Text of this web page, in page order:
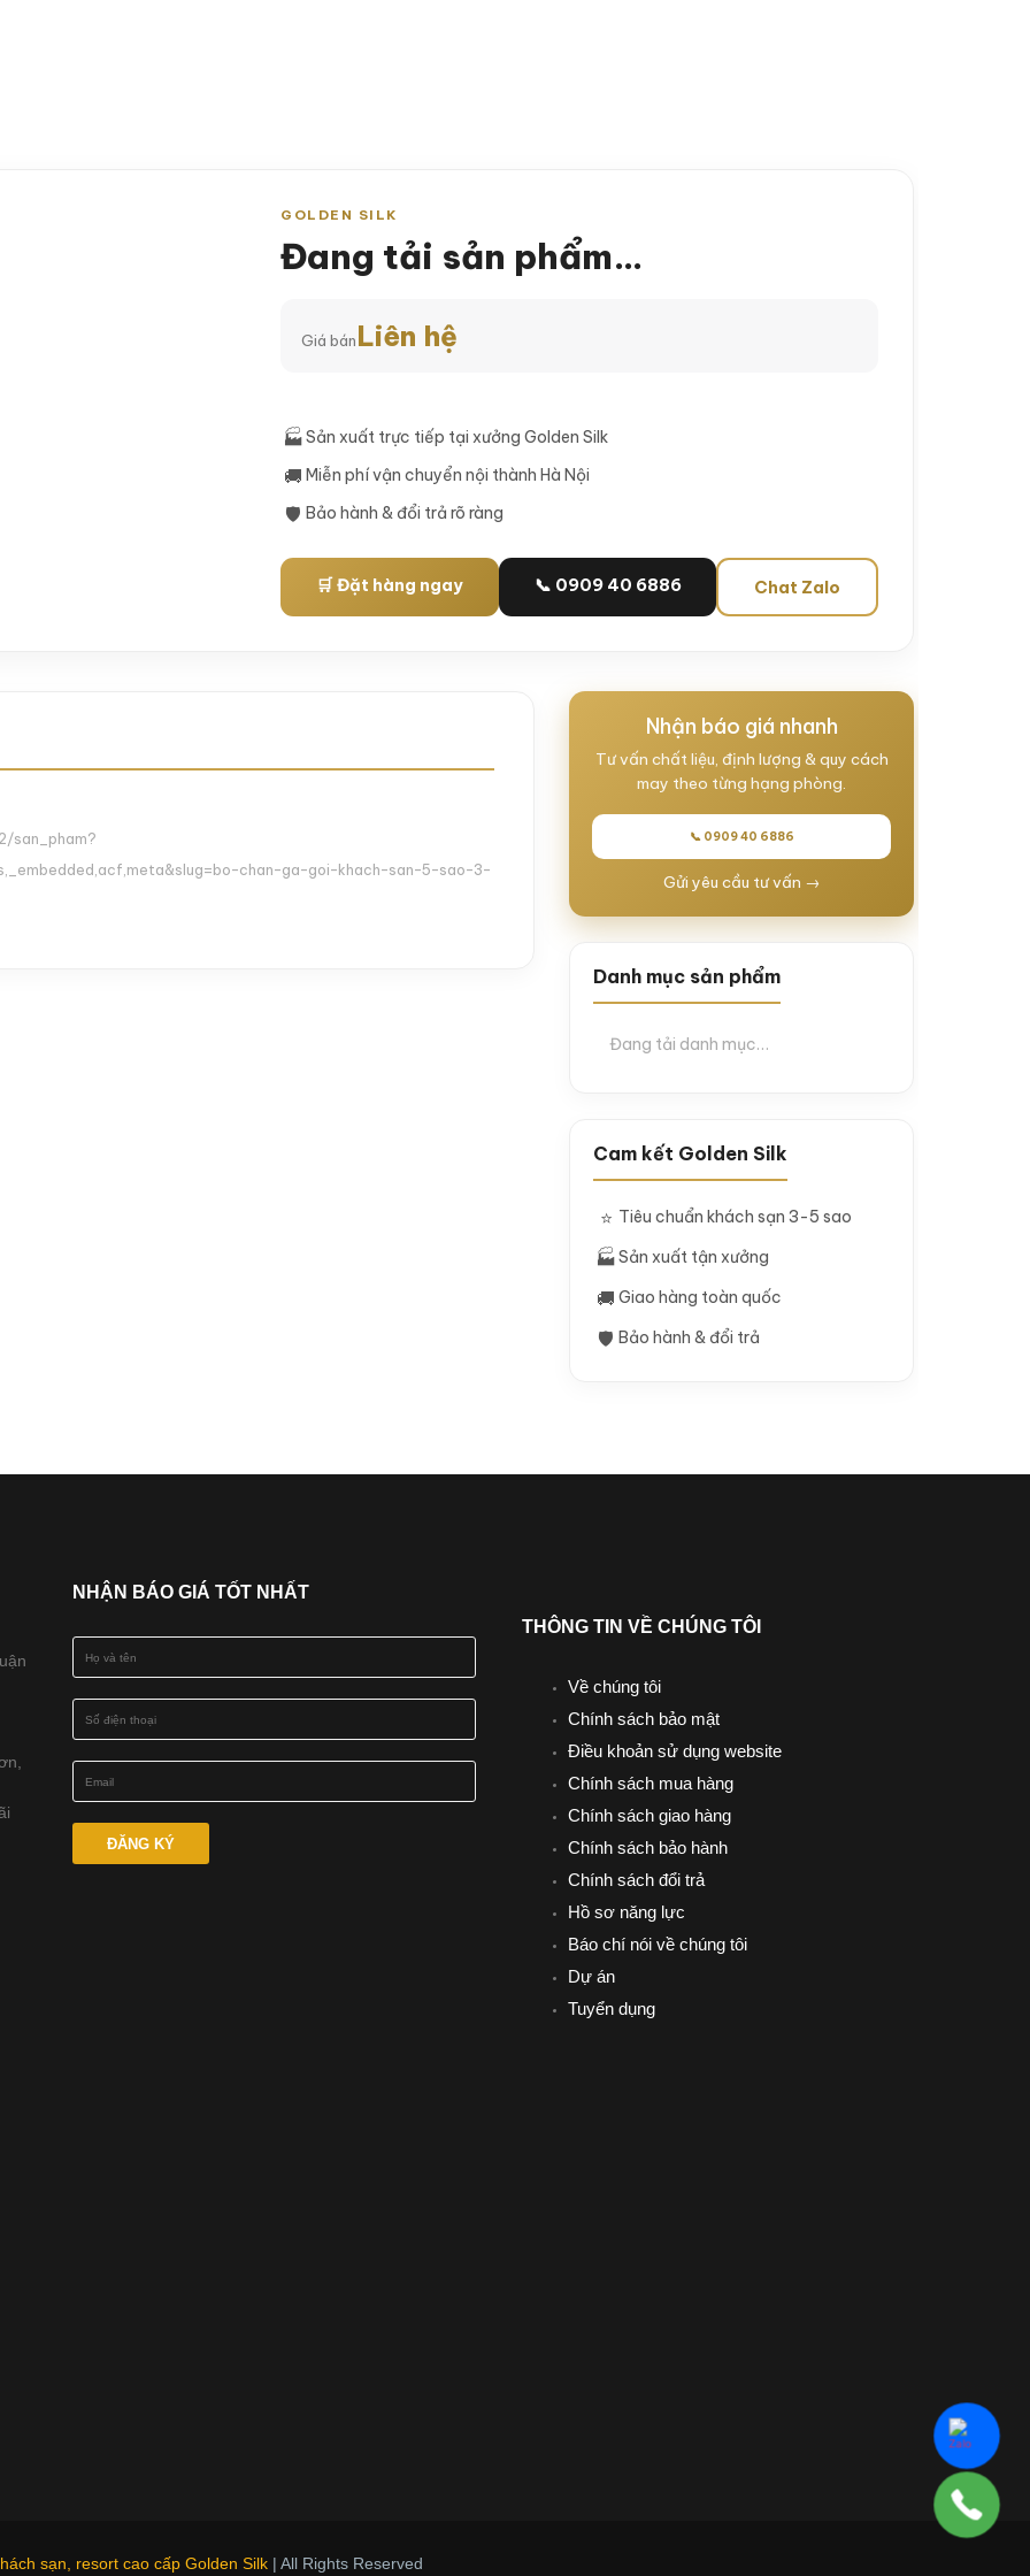
GOLDEN SILK
Đang tải sản phẩm…
Giá bánLiên hệ
🏭Sản xuất trực tiếp tại xưởng Golden Silk
🚚 Miễn phí vận chuyển nội thành Hà Nội
🛡 Bảo hành & đổi trả rõ ràng
🛒 Đặt hàng ngay 📞 0909 40 6886 Chat Zalo
san_pham?
chan-ga-goi-khach-san-5-sao-3-
Nhận báo giá nhanh
Tư vấn chất liệu, định lượng & quy cách
may theo từng hạng phòng.
📞 0909 40 6886
Gửi yêu cầu tư vấn →
Danh mục sản phẩm
Đang tải danh mục…
Cam kết Golden Silk
⭐ Tiêu chuẩn khách sạn 3-5 sao
🏭Sản xuất tận xưởng
🚚 Giao hàng toàn quốc
🛡 Bảo hành & đổi trả
NHẬN BÁO GIÁ TỐT NHẤT
THÔNG TIN VỀ CHÚNG TÔI
Về chúng tôi
Chính sách bảo mật
Điều khoản sử dụng website
Chính sách mua hàng
Chính sách giao hàng
Chính sách bảo hành
Chính sách đổi trả
Hồ sơ năng lực
Báo chí nói về chúng tôi
Dự án
Tuyển dụng
sạn, resort cao cấp Golden Silk | All Rights Reserved